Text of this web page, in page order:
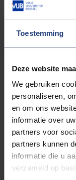
Toestemming
Deze website
We gebruiken
personaliseren,
en om ons
informatie over
partners voor
partners kunnen
informatie die u
verzameld op
“Ondertussen
maar die zijn
Willaert. “Onze
zelfs een
voldoende is
“Onze nieuwe
volgende
Willaert.
bacteriën het